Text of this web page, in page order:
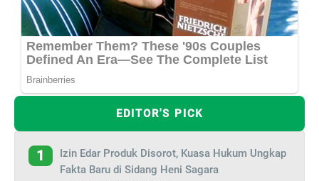
EDITOR'S PICK
1
Izin Edar Produk Disorot, Kuasa Hukum Ungkap
Fakta Baru di Sidang Heni Sagara